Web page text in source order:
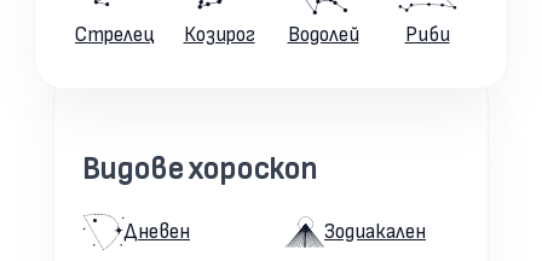
Стрелец Козирог Водолей Риби
Видове хороскоп
Дневен Зодиакален